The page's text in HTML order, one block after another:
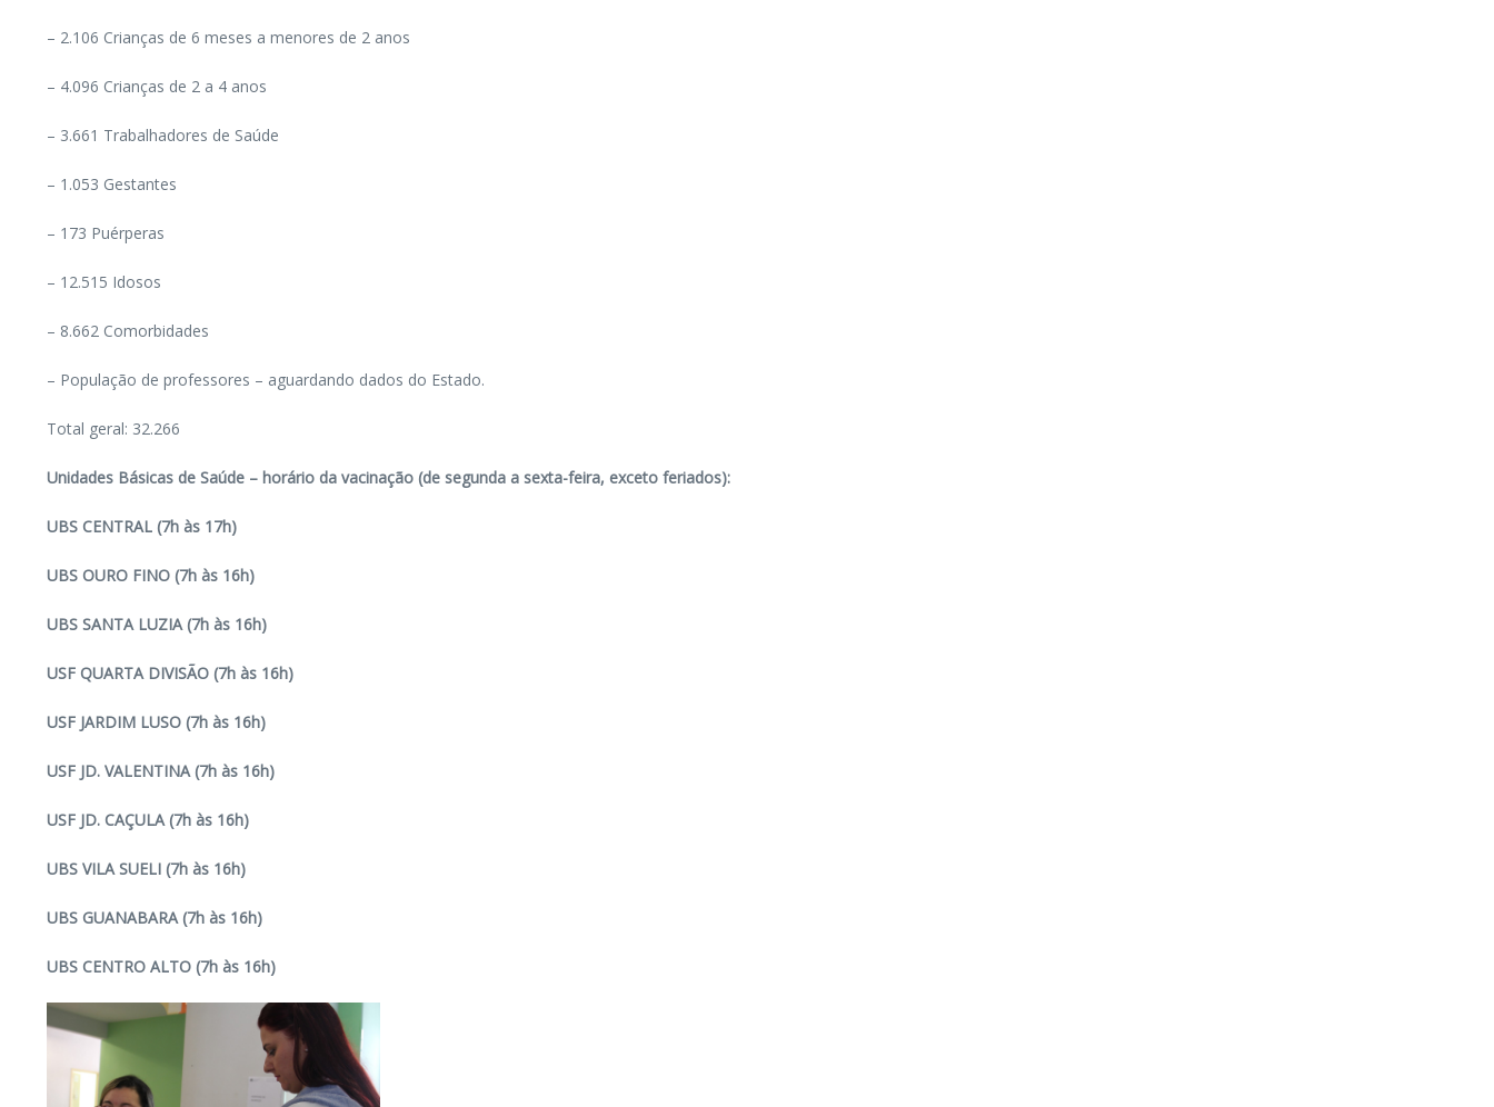
– 2.106 Crianças de 6 meses a menores de 2 anos
– 4.096 Crianças de 2 a 4 anos
– 3.661 Trabalhadores de Saúde
– 1.053 Gestantes
– 173 Puérperas
– 12.515 Idosos
– 8.662 Comorbidades
– População de professores – aguardando dados do Estado.
Total geral: 32.266
Unidades Básicas de Saúde – horário da vacinação (de segunda a sexta-feira, exceto feriados):
UBS CENTRAL (7h às 17h)
UBS OURO FINO (7h às 16h)
UBS SANTA LUZIA (7h às 16h)
USF QUARTA DIVISÃO (7h às 16h)
USF JARDIM LUSO (7h às 16h)
USF JD. VALENTINA (7h às 16h)
USF JD. CAÇULA (7h às 16h)
UBS VILA SUELI (7h às 16h)
UBS GUANABARA (7h às 16h)
UBS CENTRO ALTO (7h às 16h)